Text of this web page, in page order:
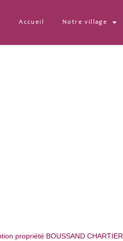
Accueil Notre village
propriété BOUSSAND CHARTIER